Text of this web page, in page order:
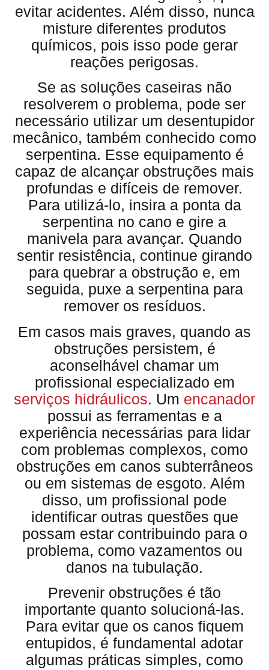
evitar acidentes. Além disso, nunca
misture diferentes produtos
químicos, pois isso pode gerar
reações perigosas.
Se as soluções caseiras não
resolverem o problema, pode ser
necessário utilizar um desentupidor
mecânico, também conhecido como
serpentina. Esse equipamento é
capaz de alcançar obstruções mais
profundas e difíceis de remover.
Para utilizá-lo, insira a ponta da
serpentina no cano e gire a
manivela para avançar. Quando
sentir resistência, continue girando
para quebrar a obstrução e, em
seguida, puxe a serpentina para
remover os resíduos.
Em casos mais graves, quando as
obstruções persistem, é
aconselhável chamar um
profissional especializado em
serviços hidráulicos. Um encanador
possui as ferramentas e a
experiência necessárias para lidar
com problemas complexos, como
obstruções em canos subterrâneos
ou em sistemas de esgoto. Além
disso, um profissional pode
identificar outras questões que
possam estar contribuindo para o
problema, como vazamentos ou
danos na tubulação.
Prevenir obstruções é tão
importante quanto solucioná-las.
Para evitar que os canos fiquem
entupidos, é fundamental adotar
algumas práticas simples, como